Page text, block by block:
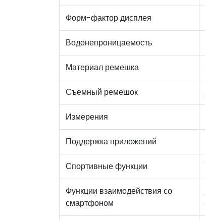
Форм-фактор дисплея
Водонепроницаемость
Материал ремешка
Съемный ремешок
Измерения
Поддержка приложений
Спортивные функции
Функции взаимодействия со
смартфоном